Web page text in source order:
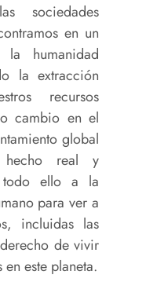
sociedades
en un
humanidad
la extracción
recursos
cambio en el
global
real y
todo ello a la
para ver a
incluidas las
de vivir
este planeta.